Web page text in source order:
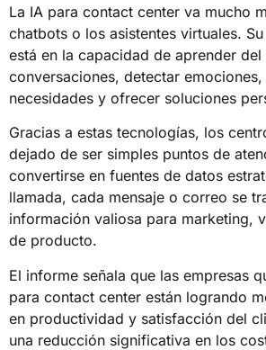
La IA para contact center va mucho
chatbots o los asistentes virtuales.
está en la capacidad de aprender
conversaciones, detectar
necesidades y ofrecer soluciones
Gracias a estas tecnologías, los
dejado de ser simples puntos de
convertirse en fuentes de datos
llamada, cada mensaje o correo se
información valiosa para marketing,
de producto.
El informe señala que las empresas
para contact center están logrando
en productividad y satisfacción del
una reducción significativa en los